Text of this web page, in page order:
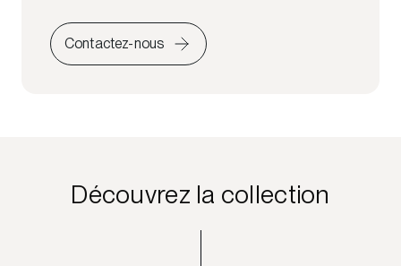
Contactez-nous
Découvrez la collection